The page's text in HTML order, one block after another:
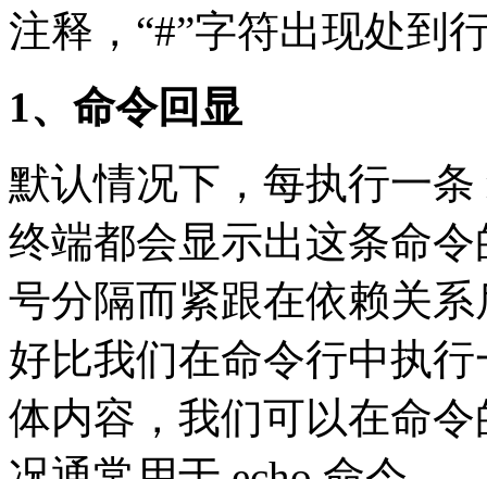
注释，“#”字符出现处到
1、命令回显
默认情况下，每执行一条
终端都会显示出这条命
号分隔而紧跟在依赖关
好比我们在命令行中执
体内容，我们可以在命